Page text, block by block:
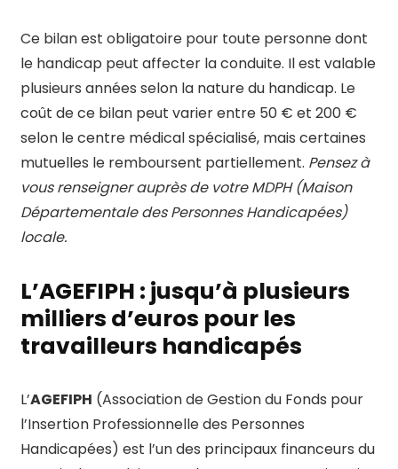
Ce bilan est obligatoire pour toute personne dont
le handicap peut affecter la conduite. Il est valable
plusieurs années selon la nature du handicap. Le
coût de ce bilan peut varier entre 50 € et 200 €
selon le centre médical spécialisé, mais certaines
mutuelles le remboursent partiellement. Pensez à
vous renseigner auprès de votre MDPH (Maison
Départementale des Personnes Handicapées)
locale.
L’AGEFIPH : jusqu’à plusieurs
milliers d’euros pour les
travailleurs handicapés
L’AGEFIPH (Association de Gestion du Fonds pour
l’Insertion Professionnelle des Personnes
Handicapées) est l’un des principaux financeurs du